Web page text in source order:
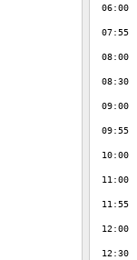
06:00
07:55
08:00
08:30
09:00
09:55
10:00
11:00
11:55
12:00
12:30